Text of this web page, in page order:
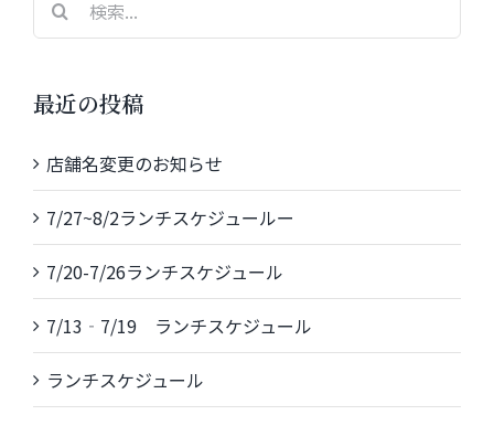
索
最近の投稿
店舗名変更のお知らせ
7/27~8/2ランチスケジュールー
7/20-7/26ランチスケジュール
7/13‐7/19 ランチスケジュール
ランチスケジュール